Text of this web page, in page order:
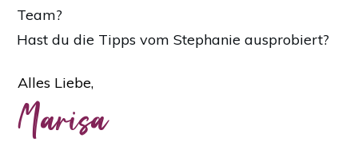
Team?
Hast du die Tipps vom Stephanie ausprobiert?
Alles Liebe,
Marisa